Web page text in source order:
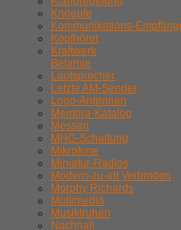
Knoepfe
Kommunikations-
Kopfhörer
Kraftwerk
Belamie
Lautsprecher
Letzte AM-Sender
Loop-Antennen
Membra-Katalog
Messen
MHG-Schaltung
Mikrofone
Miniatur-Radios
Modern-zu-alt Verbinden
Morphy Richards
Multimedia
Musiktruhen
Nachhall